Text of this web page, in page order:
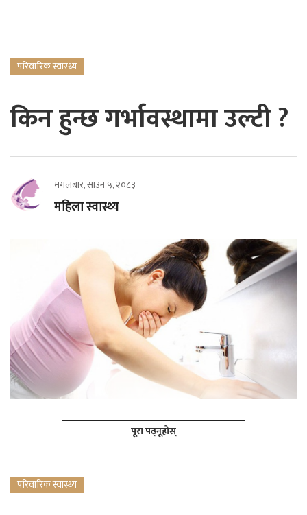
परिवारिक स्वास्थ्य
किन हुन्छ गर्भावस्थामा उल्टी ?
मंगलबार, साउन ५, २०८३
महिला स्वास्थ्य
पूरा पढ्नूहोस्
परिवारिक स्वास्थ्य